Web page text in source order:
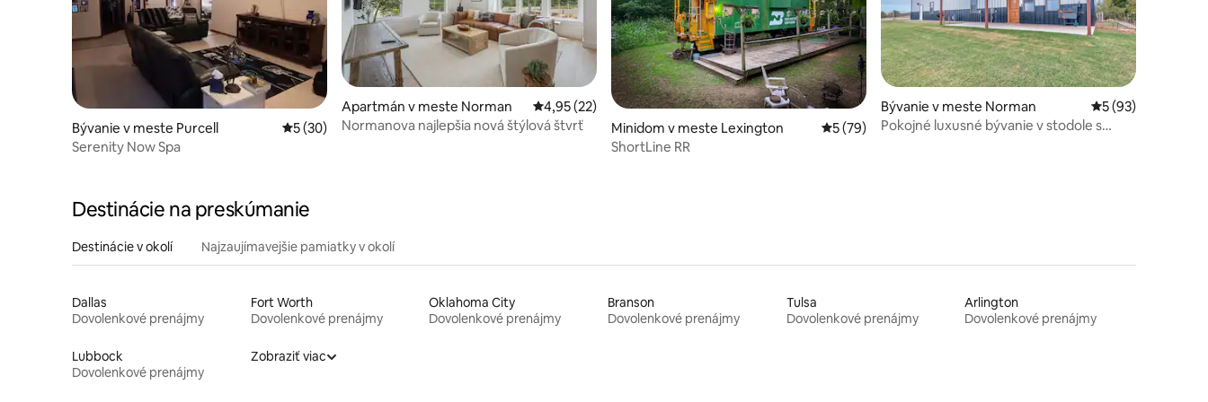
Bývanie v meste Purcell Priemerné ohodnotenie 5 z 5, počet hodnotení: 30
5 (30)
Serenity Now Spa
Apartmán v meste Norman Priemerné ohodnotenie 4,95 z 5, počet hodnotení: 22
4,95 (22)
Normanova najlepšia nová štýlová štvrť
Minidom v meste Lexington Priemerné ohodnotenie 5 z 5, počet hodnotení: 79
5 (79)
ShortLine RR
Bývanie v meste Norman Priemerné
5 (93)
Pokojné luxusné bývanie v stodole s
Destinácie na preskúmanie
Destinácie v okolí Najzaujímavejšie pamiatky v okolí
Dallas
Dovolenkové prenájmy
Fort Worth
Dovolenkové prenájmy
Oklahoma City
Dovolenkové prenájmy
Branson
Dovolenkové prenájmy
Tulsa
Dovolenkové prenájmy
Arlington
Dovolenkové prenájmy
Lubbock
Dovolenkové prenájmy
Zobraziť viac